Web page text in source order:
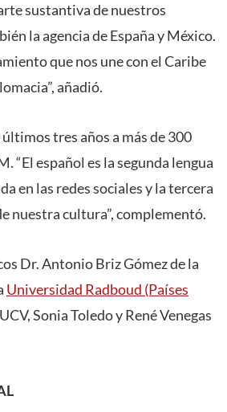
sustantiva de nuestros
la agencia de España y México.
que nos une con el Caribe
añadió.
tres años a más de 300
“El español es la segunda lengua
en las redes sociales y la tercera
nuestra cultura”, complementó.
Dr. Antonio Briz Gómez de la
Universidad Radboud (Países
Sonia Toledo y René Venegas